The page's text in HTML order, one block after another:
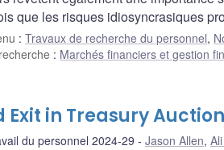
que les risques idiosyncrasiques
: Travaux de recherche du personnel,
: Marchés financiers et gestion
Exit in Treasury
du personnel 2024-29 Jason Allen,